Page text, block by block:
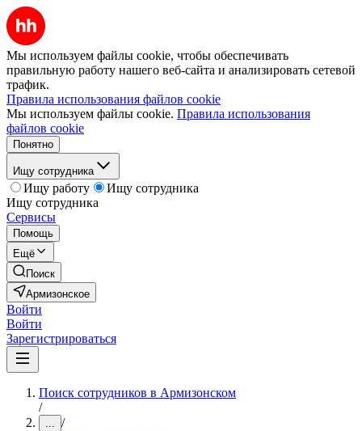
Мы используем файлы cookie, чтобы обеспечивать
правильную работу нашего веб-сайта и анализировать сетевой
трафик.
Правила использования файлов cookie
Мы используем файлы cookie. Правила использования
файлов cookie
Понятно
Ищу сотрудника
Ищу работу
Ищу сотрудника
Ищу сотрудника
Сервисы
Помощь
Ещё
Поиск
Армизонское
Войти
Войти
Зарегистрироваться
Поиск сотрудников в Армизонском
/
... /